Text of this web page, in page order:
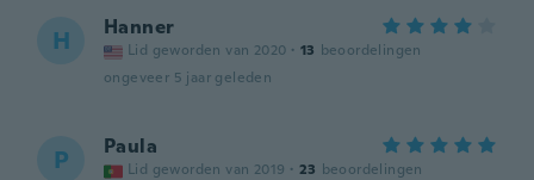
H Hanner
Lid geworden van 2020 · 13 beoordelingen
ongeveer 5 jaar geleden
P Paula
Lid geworden van 2019 · 23 beoordelingen